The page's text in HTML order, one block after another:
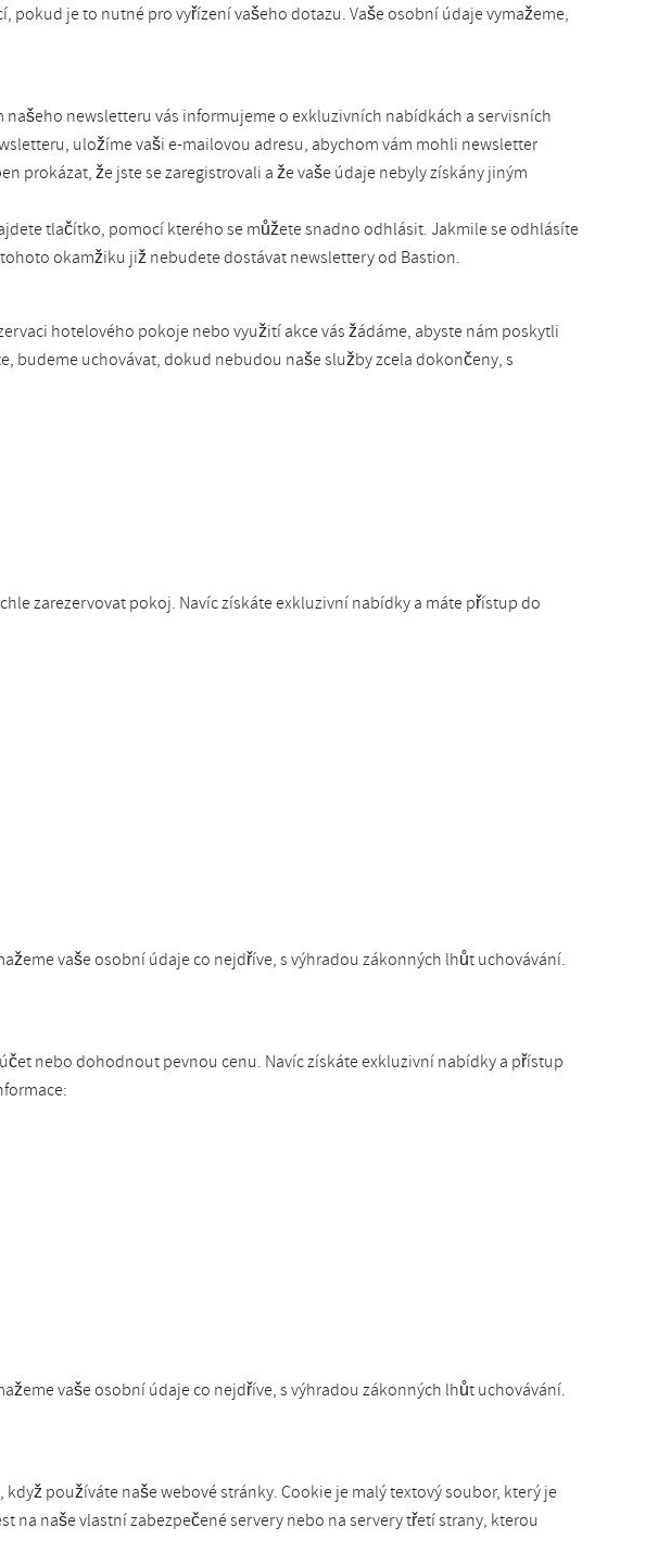
je to nutné pro vyřízení vašeho dotazu. Vaše osobní údaje vymažeme,
newsletteru vás informujeme o exkluzivních nabídkách a servisních
uložíme vaši e-mailovou adresu, abychom vám mohli newsletter
prokázat, že jste se zaregistrovali a že vaše údaje nebyly získány jiným
tlačítko, pomocí kterého se můžete snadno odhlásit. Jakmile se odhlásíte
okamžiku již nebudete dostávat newslettery od Bastion.
hotelového pokoje nebo využití akce vás žádáme, abyste nám poskytli
budeme uchovávat, dokud nebudou naše služby zcela dokončeny, s
zarezervovat pokoj. Navíc získáte exkluzivní nabídky a máte přístup do
vaše osobní údaje co nejdříve, s výhradou zákonných lhůt uchovávání.
nebo dohodnout pevnou cenu. Navíc získáte exkluzivní nabídky a přístup
vaše osobní údaje co nejdříve, s výhradou zákonných lhůt uchovávání.
používáte naše webové stránky. Cookie je malý textový soubor, který je
na naše vlastní zabezpečené servery nebo na servery třetí strany, kterou